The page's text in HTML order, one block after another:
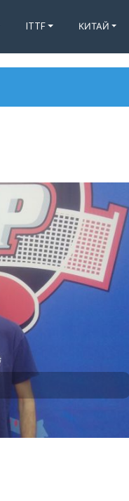
ITTF КИТАЙ